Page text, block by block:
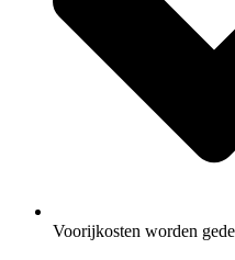
Voorijkosten worden